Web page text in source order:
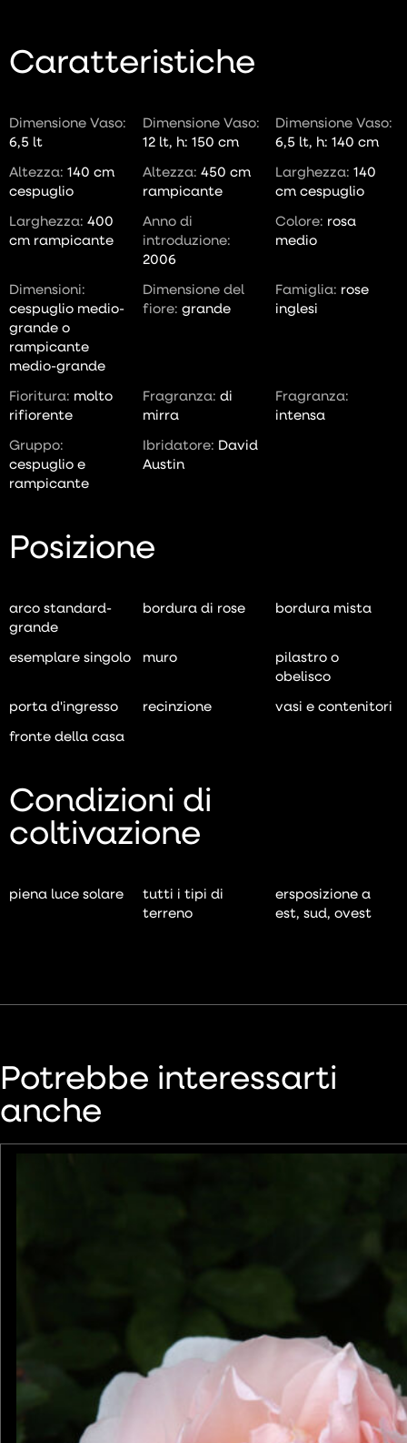
Caratteristiche
Dimensione Vaso:
6,5 lt
Dimensione Vaso:
12 lt, h: 150 cm
Dimensione Vaso:
6,5 lt, h: 140 cm
Altezza: 140 cm
cespuglio
Altezza: 450 cm
rampicante
Larghezza:140
cm cespuglio
Larghezza: 400
cm rampicante
Anno di
introduzione:
2006
Colore: rosa
medio
Dimensioni:
cespuglio medio-
grande o
rampicante
medio-grande
Dimensione del
fiore: grande
Famiglia: rose
inglesi
Fioritura: molto
rifiorente
Fragranza: di
mirra
Fragranza:
intensa
Gruppo:
cespuglio e
rampicante
Ibridatore: David
Austin
Posizione
arco standard-
grande
bordura di rose bordura mista
esemplare singolo muro
pilastro o
obelisco
porta d'ingresso
recinzione
vasi e contenitori
fronte della casa
Condizioni di
coltivazione
piena luce solare
tutti i tipi di
terreno
ersposizione a
est, sud, ovest
Potrebbe interessarti
anche